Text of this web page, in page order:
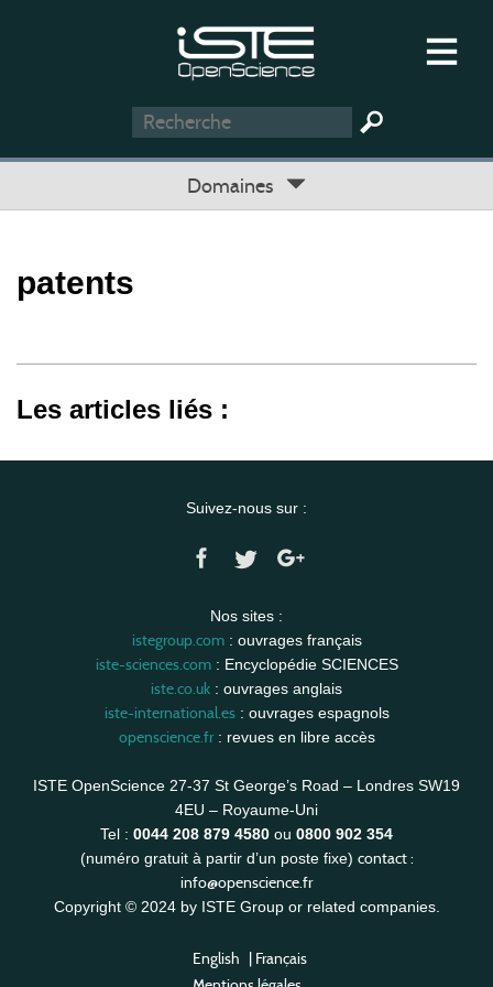
Domaines
patents
Les articles liés :
Suivez-nous sur :
Nos sites :
istegroup.com: ouvrages français
iste-sciences.com: Encyclopédie SCIENCES
iste.co.uk : ouvrages anglais
iste-international.es: ouvrages espagnols
openscience.fr: revues en libre accès
ISTE OpenScience 27-37 St George’s Road – Londres SW19
4EU – Royaume-Uni
Tel : 0044 208 879 4580 ou 0800 902 354
(numéro gratuit à partir d’un poste fixe) contact :
info@openscience.fr
Copyright © 2024 by ISTE Group or related companies.
English | Français